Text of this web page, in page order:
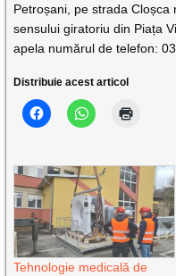
Petroșani, pe strada
sensului giratoriu din Piața
apela numărul de telefon:
Distribuie acest articol
Tehnologie medicală de